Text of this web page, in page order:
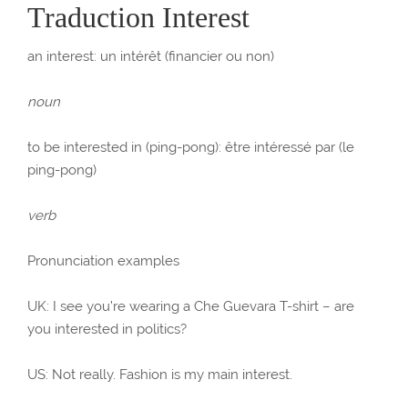
Traduction Interest
an interest: un intérêt (financier ou non)
noun
to be interested in (ping-pong): être intéressé par (le
ping-pong)
verb
Pronunciation examples
UK: I see you’re wearing a Che Guevara T-shirt – are
you interested in politics?
US: Not really. Fashion is my main interest.